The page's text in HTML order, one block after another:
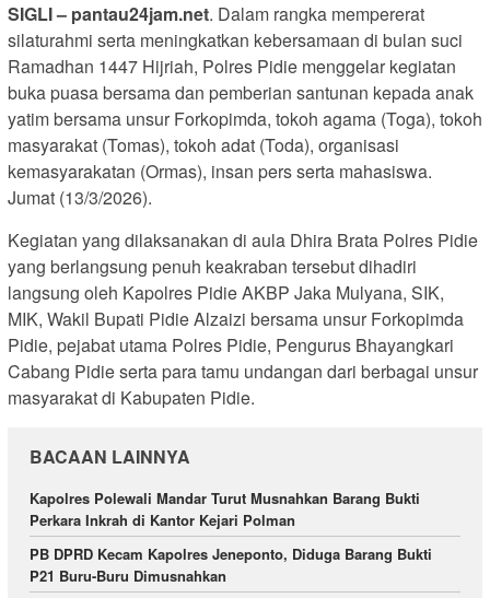
SIGLI – pantau24jam.net. Dalam rangka mempererat
silaturahmi serta meningkatkan kebersamaan di bulan suci
Ramadhan 1447 Hijriah, Polres Pidie menggelar kegiatan
buka puasa bersama dan pemberian santunan kepada anak
yatim bersama unsur Forkopimda, tokoh agama (Toga), tokoh
masyarakat (Tomas), tokoh adat (Toda), organisasi
kemasyarakatan (Ormas), insan pers serta mahasiswa.
Jumat (13/3/2026).
Kegiatan yang dilaksanakan di aula Dhira Brata Polres Pidie
yang berlangsung penuh keakraban tersebut dihadiri
langsung oleh Kapolres Pidie AKBP Jaka Mulyana, SIK,
MIK, Wakil Bupati Pidie Alzaizi bersama unsur Forkopimda
Pidie, pejabat utama Polres Pidie, Pengurus Bhayangkari
Cabang Pidie serta para tamu undangan dari berbagai unsur
masyarakat di Kabupaten Pidie.
BACAAN LAINNYA
Kapolres Polewali Mandar Turut Musnahkan Barang Bukti
Perkara Inkrah di Kantor Kejari Polman
PB DPRD Kecam Kapolres Jeneponto, Diduga Barang Bukti
P21 Buru-Buru Dimusnahkan